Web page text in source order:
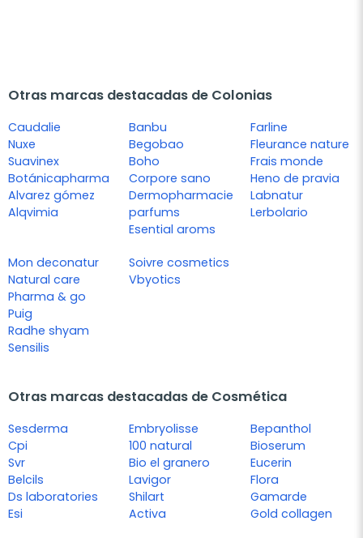
Otras marcas destacadas de Colonias
Caudalie
Nuxe
Suavinex
Botánicapharma
Alvarez gómez
Alqvimia
Banbu
Begobao
Boho
Corpore sano
Dermopharmacie
parfums
Esential aroms
Farline
Fleurance nature
Frais monde
Heno de pravia
Labnatur
Lerbolario
Mon deconatur
Natural care
Pharma & go
Puig
Radhe shyam
Sensilis
Soivre cosmetics
Vbyotics
Otras marcas destacadas de Cosmética
Sesderma
Cpi
Svr
Belcils
Ds laboratories
Esi
Embryolisse
100 natural
Bio el granero
Lavigor
Shilart
Activa
Bepanthol
Bioserum
Eucerin
Flora
Gamarde
Gold collagen